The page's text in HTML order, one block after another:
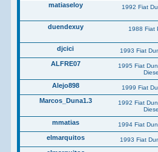
matiaseloy 1992 Fiat
duendexuy 1988 Fiat
djcici 1993 Fiat
ALFRE07
1995 Fiat
Alejo898 1999 Fiat
Marcos_Duna1.3
1992 Fiat
mmatias 1994 Fiat
elmarquitos 1993 Fiat